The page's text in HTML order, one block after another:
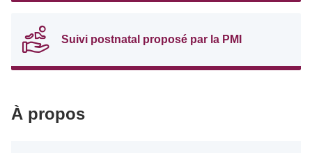
Suivi postnatal proposé par la PMI
À propos